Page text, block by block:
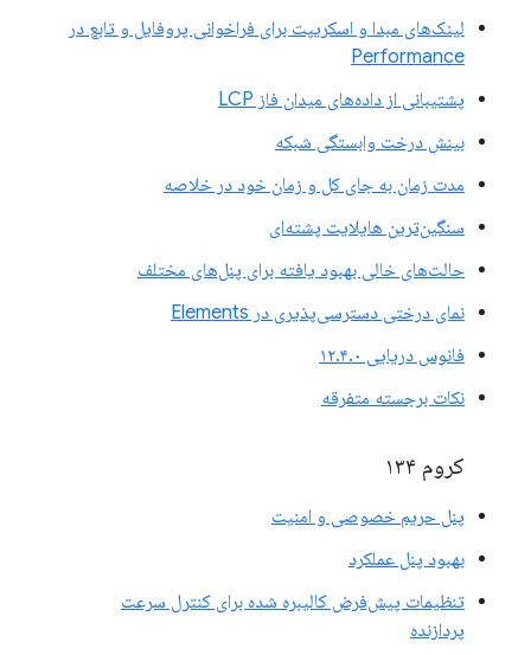
لینک‌های مبدا و اسکریپت برای فراخوانی پروفایل و تابع در
Performance
پشتیبانی از داده‌های میدان فاز LCP
بینش درخت وابستگی شبکه
مدت زمان به جای کل و زمان خود در خلاصه
سنگین‌ترین هایلایت پشته‌ای
حالت‌های خالی بهبود یافته برای پنل‌های مختلف
نمای درختی دسترسی‌پذیری در Elements
فانوس دریایی ۱۲.۴.۰
نکات برجسته متفرقه
کروم ۱۳۴
پنل حریم خصوصی و امنیت
بهبود پنل عملکرد
تنظیمات پیش‌فرض کالیبره شده برای کنترل سرعت
پردازنده